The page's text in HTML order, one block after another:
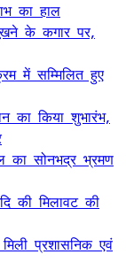
का हाल
के कगार पर,
में सम्मिलित हुए
का किया शुभारंभ,
का सोनभद्र भ्रमण
की मिलावट की
प्रशासनिक एवं